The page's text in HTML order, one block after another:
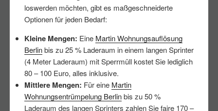
loswerden möchten, gibt es maßgeschneiderte
Optionen für jeden Bedarf:
Kleine Mengen: Eine Martin Wohnungsauflösung
Berlinbis zu 25 % Laderaum in einem langen Sprinter
(4 Meter Laderaum) mit Sperrmüll kostet Sie lediglich
80 – 100 Euro, alles inklusive.
Mittlere Mengen: Für eine Martin
Wohnungsentrümpelung Berlinbis zu 50 %
Laderaum des langen Sprinters zahlen Sie faire 170 –